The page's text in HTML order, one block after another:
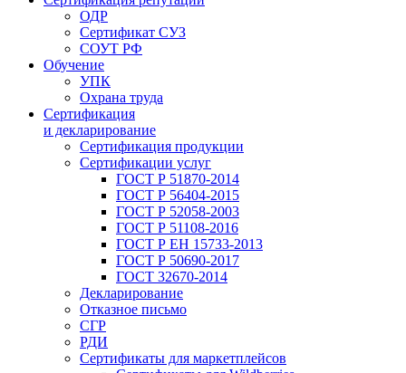
ОДР
Сертификат СУЗ
СОУТ РФ
Обучение
УПК
Охрана труда
Сертификация
и декларирование
Сертификация продукции
Сертификации услуг
ГОСТ Р 51870-2014
ГОСТ Р 56404-2015
ГОСТ Р 52058-2003
ГОСТ Р 51108-2016
ГОСТ Р ЕН 15733-2013
ГОСТ Р 50690-2017
ГОСТ 32670-2014
Декларирование
Отказное письмо
СГР
РДИ
Сертификаты для маркетплейсов